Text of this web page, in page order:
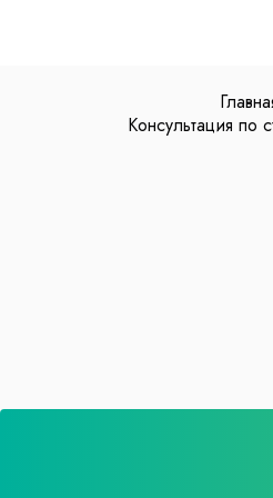
Консультация по